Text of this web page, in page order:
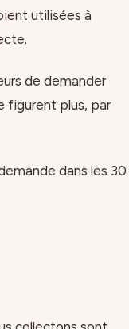
utilisées à
de demander
figurent plus, par
dans les 30